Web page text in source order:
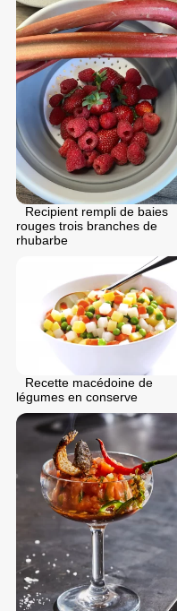
Recipient rempli de baies
rouges trois branches de
rhubarbe
Recette macédoine de
légumes en conserve